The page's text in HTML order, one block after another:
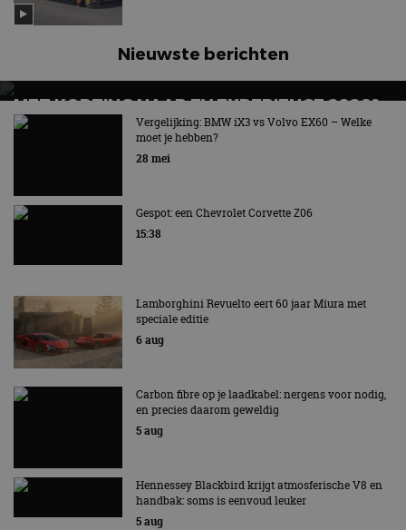
Nieuwste berichten
MET KORTING NAAR EV EXPERIENCE 2026?
AUTORAI REGELT HET!
EV Experience 2026 van 24 tot 26 september
Vergelijking: BMW iX3 vs Volvo EX60 – Welke
moet je hebben?
28 mei
Gespot: een Chevrolet Corvette Z06
15:38
Lamborghini Revuelto eert 60 jaar Miura met
speciale editie
6 aug
Carbon fibre op je laadkabel: nergens voor nodig,
en precies daarom geweldig
5 aug
Hennessey Blackbird krijgt atmosferische V8 en
handbak: soms is eenvoud leuker
5 aug